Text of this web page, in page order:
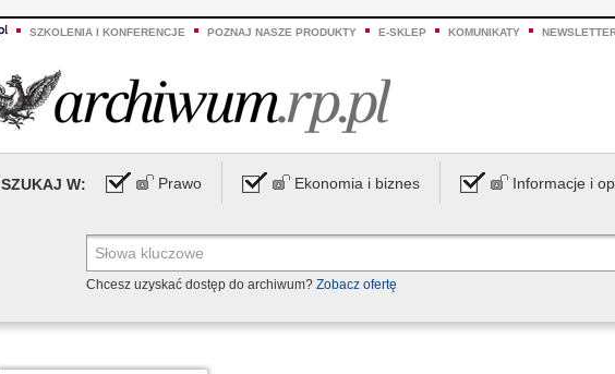
SZKOLENIA I KONFERENCJE POZNAJ NASZE PRODUKTY E-SKLEP KOMUNIKATY
SZUKAJ W: Prawo Ekonomia i biznes Informacje i
Chcesz uzyskać dostęp do archiwum? Zobacz ofertę